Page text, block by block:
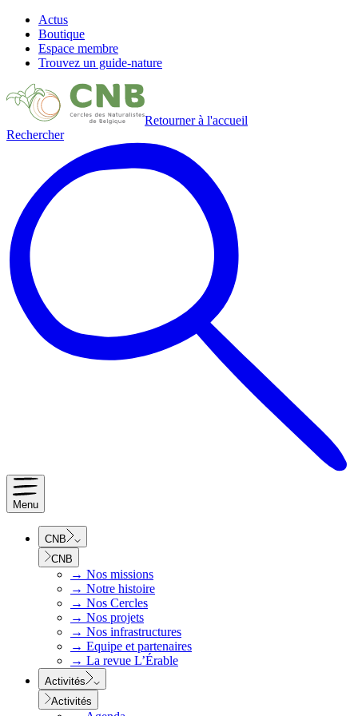
Actus
Boutique
Espace membre
Trouvez un guide-nature
Retourner à l'accueil
Rechercher
Menu
CNB
CNB
→ Nos missions
→ Notre histoire
→ Nos Cercles
→ Nos projets
→ Nos infrastructures
→ Equipe et partenaires
→ La revue L’Érable
Activités
Activités